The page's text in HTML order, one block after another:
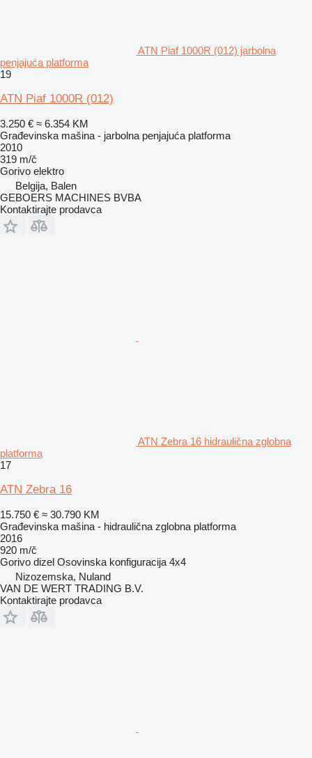
ATN Piaf 1000R (012) jarbolna
penjajuća platforma
19
ATN Piaf 1000R (012)
3.250 € ≈ 6.354 KM
Građevinska mašina - jarbolna penjajuća platforma
2010
319 m/č
Gorivo elektro
Belgija, Balen
GEBOERS MACHINES BVBA
Kontaktirajte prodavca
ATN Zebra 16 hidraulična zglobna
platforma
17
ATN Zebra 16
15.750 € ≈ 30.790 KM
Građevinska mašina - hidraulična zglobna platforma
2016
920 m/č
Gorivo dizel Osovinska konfiguracija 4x4
Nizozemska, Nuland
VAN DE WERT TRADING B.V.
Kontaktirajte prodavca